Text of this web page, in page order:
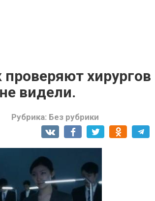
хирургов
видели.
Рубрика: Без рубрики